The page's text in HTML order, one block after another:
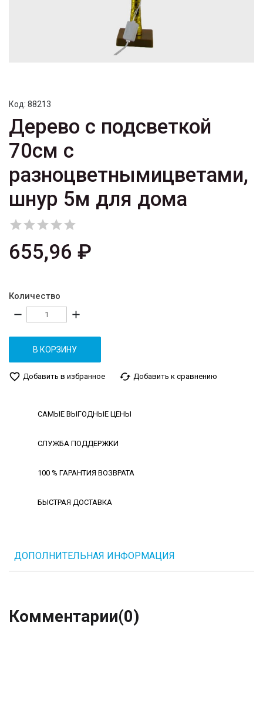
Код: 88213
Дерево с подсветкой
70см с
разноцветнымицветами,
шнур 5м для дома

655,96 ₽
Количество
remove add
В КОРЗИНУ
favorite_border Добавить в избранное cached Добавить к сравнению
САМЫЕ ВЫГОДНЫЕ ЦЕНЫ
СЛУЖБА ПОДДЕРЖКИ
100 % ГАРАНТИЯ ВОЗВРАТА
БЫСТРАЯ ДОСТАВКА
ДОПОЛНИТЕЛЬНАЯ ИНФОРМАЦИЯ
Комментарии(0)